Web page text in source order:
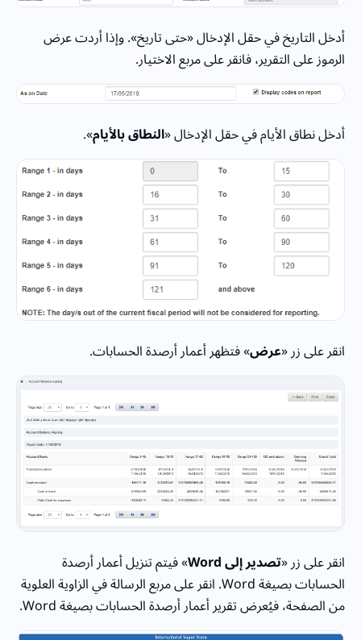
أدخل التاريخ في حقل الإدخال «حتى تاريخ». وإذا أردت عرض
الرموز على التقرير، فانقر على مربع الاختيار.
أدخل نطاق الأيام في حقل الإدخال «النطاق بالأيام».
انقر على زر «عرض» فتظهر أعمار أرصدة الحسابات.
انقر على زر «تصدير إلى Word » فيتم تنزيل أعمار أرصدة
الحسابات بصيغة Word. انقر على مربع الرسالة في الزاوية العلوية
من الصفحة، فيُعرض تقرير أعمار أرصدة الحسابات بصيغة Word.